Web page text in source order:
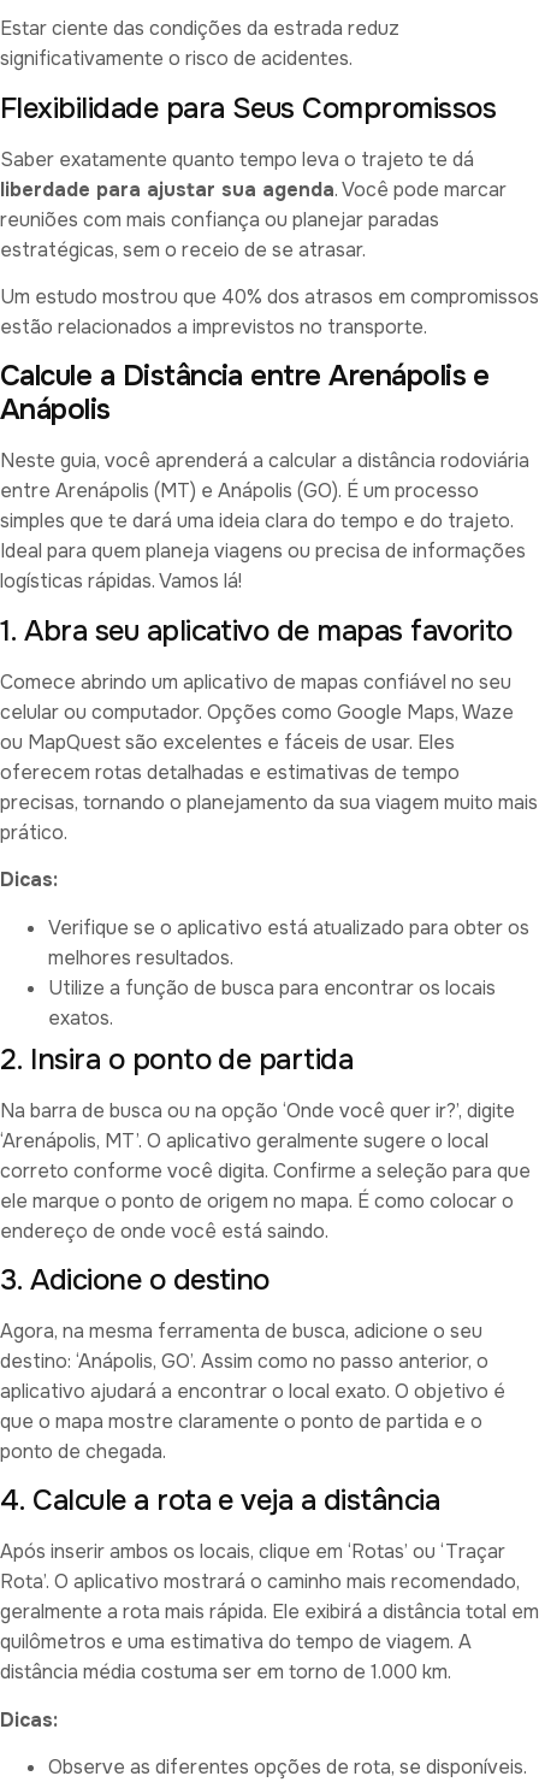
Estar ciente das condições da estrada reduz
significativamente o risco de acidentes.
Flexibilidade para Seus Compromissos
Saber exatamente quanto tempo leva o trajeto te dá
liberdade para ajustar sua agenda. Você pode marcar
reuniões com mais confiança ou planejar paradas
estratégicas, sem o receio de se atrasar.
Um estudo mostrou que 40% dos atrasos em compromissos
estão relacionados a imprevistos no transporte.
Calcule a Distância entre Arenápolis e
Anápolis
Neste guia, você aprenderá a calcular a distância rodoviária
entre Arenápolis (MT) e Anápolis (GO). É um processo
simples que te dará uma ideia clara do tempo e do trajeto.
Ideal para quem planeja viagens ou precisa de informações
logísticas rápidas. Vamos lá!
1. Abra seu aplicativo de mapas favorito
Comece abrindo um aplicativo de mapas confiável no seu
celular ou computador. Opções como Google Maps, Waze
ou MapQuest são excelentes e fáceis de usar. Eles
oferecem rotas detalhadas e estimativas de tempo
precisas, tornando o planejamento da sua viagem muito mais
prático.
Dicas:
Verifique se o aplicativo está atualizado para obter os
melhores resultados.
Utilize a função de busca para encontrar os locais
exatos.
2. Insira o ponto de partida
Na barra de busca ou na opção ‘Onde você quer ir?’, digite
‘Arenápolis, MT’. O aplicativo geralmente sugere o local
correto conforme você digita. Confirme a seleção para que
ele marque o ponto de origem no mapa. É como colocar o
endereço de onde você está saindo.
3. Adicione o destino
Agora, na mesma ferramenta de busca, adicione o seu
destino: ‘Anápolis, GO’. Assim como no passo anterior, o
aplicativo ajudará a encontrar o local exato. O objetivo é
que o mapa mostre claramente o ponto de partida e o
ponto de chegada.
4. Calcule a rota e veja a distância
Após inserir ambos os locais, clique em ‘Rotas’ ou ‘Traçar
Rota’. O aplicativo mostrará o caminho mais recomendado,
geralmente a rota mais rápida. Ele exibirá a distância total em
quilômetros e uma estimativa do tempo de viagem. A
distância média costuma ser em torno de 1.000 km.
Dicas:
Observe as diferentes opções de rota, se disponíveis.